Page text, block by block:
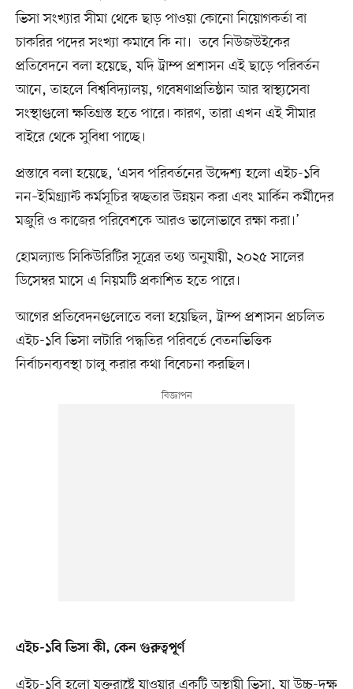
ভিসা সংখ্যার সীমা থেকে ছাড় পাওয়া কোনো নিয়োগকর্তা বা
চাকরির পদের সংখ্যা কমাবে কি না। তবে নিউজউইকের
প্রতিবেদনে বলা হয়েছে, যদি ট্রাম্প প্রশাসন এই ছাড়ে পরিবর্তন
আনে, তাহলে বিশ্ববিদ্যালয়, গবেষণাপ্রতিষ্ঠান আর স্বাস্থ্যসেবা
সংস্থাগুলো ক্ষতিগ্রস্ত হতে পারে। কারণ, তারা এখন এই সীমার
বাইরে থেকে সুবিধা পাচ্ছে।
প্রস্তাবে বলা হয়েছে, ‘এসব পরিবর্তনের উদ্দেশ্য হলো এইচ-১বি
নন–ইমিগ্র্যান্ট কর্মসূচির স্বচ্ছতার উন্নয়ন করা এবং মার্কিন কর্মীদের
মজুরি ও কাজের পরিবেশকে আরও ভালোভাবে রক্ষা করা।’
হোমল্যান্ড সিকিউরিটির সূত্রের তথ্য অনুযায়ী, ২০২৫ সালের
ডিসেম্বর মাসে এ নিয়মটি প্রকাশিত হতে পারে।
আগের প্রতিবেদনগুলোতে বলা হয়েছিল, ট্রাম্প প্রশাসন প্রচলিত
এইচ-১বি ভিসা লটারি পদ্ধতির পরিবর্তে বেতনভিত্তিক
নির্বাচনব্যবস্থা চালু করার কথা বিবেচনা করছিল।
এইচ-১বি ভিসা কী, কেন গুরুত্বপূর্ণ